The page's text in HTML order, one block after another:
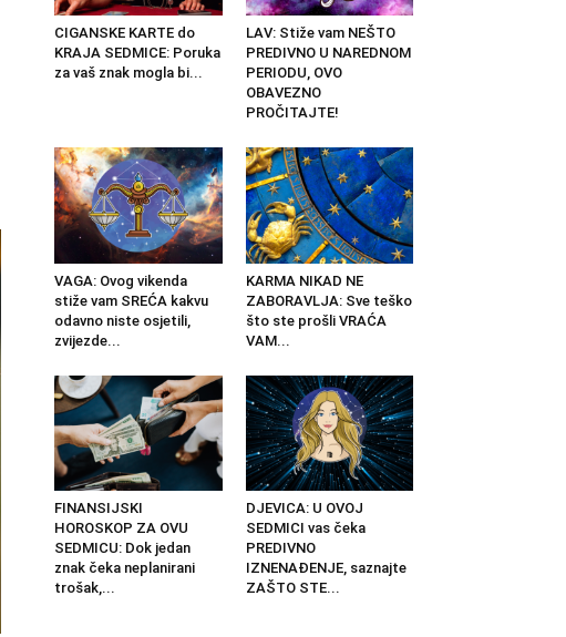
CIGANSKE KARTE do
KRAJA SEDMICE: Poruka
za vaš znak mogla bi...
LAV: Stiže vam NEŠTO
PREDIVNO U NAREDNOM
PERIODU, OVO
OBAVEZNO
PROČITAJTE!
VAGA: Ovog vikenda
stiže vam SREĆA kakvu
odavno niste osjetili,
zvijezde...
KARMA NIKAD NE
ZABORAVLJA: Sve teško
što ste prošli VRAĆA
VAM...
FINANSIJSKI
HOROSKOP ZA OVU
SEDMICU: Dok jedan
znak čeka neplanirani
trošak,...
DJEVICA: U OVOJ
SEDMICI vas čeka
PREDIVNO
IZNENAĐENJE, saznajte
ZAŠTO STE...